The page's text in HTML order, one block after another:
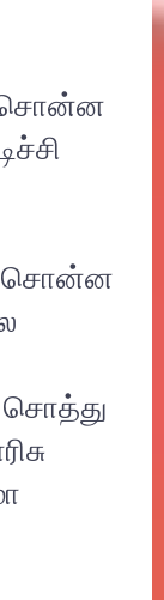
சொன்ன
சொன்ன
சொத்து